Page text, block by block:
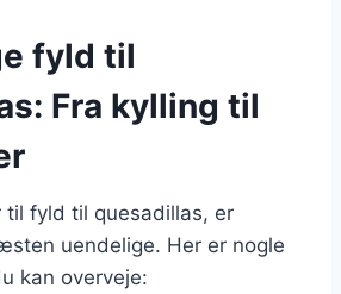
fyld til
Fra kylling til
til fyld til quesadillas, er
uendelige. Her er nogle
kan overveje: